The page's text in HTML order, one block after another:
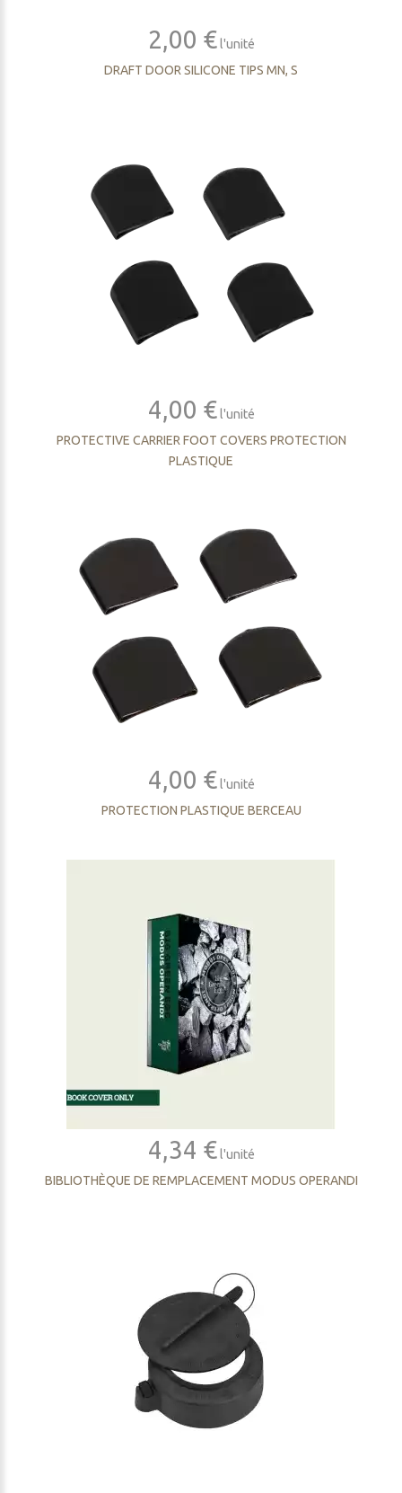
2,00 € l'unité
DRAFT DOOR SILICONE TIPS MN, S
4,00 € l'unité
PROTECTIVE CARRIER FOOT COVERS PROTECTION
PLASTIQUE
4,00 € l'unité
PROTECTION PLASTIQUE BERCEAU
4,34 € l'unité
BIBLIOTHÈQUE DE REMPLACEMENT MODUS OPERANDI